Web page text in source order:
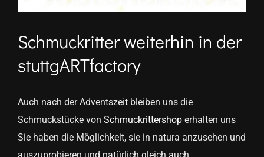
Schmuckritter weiterhin in der
stuttgARTfactory
Auch nach der Adventszeit bleiben uns die
Schmuckstücke von Schmuckrittershop erhalten uns
Sie haben die Möglichkeit, sie in natura anzusehen und
auszuprobieren und natürlich gleich auch